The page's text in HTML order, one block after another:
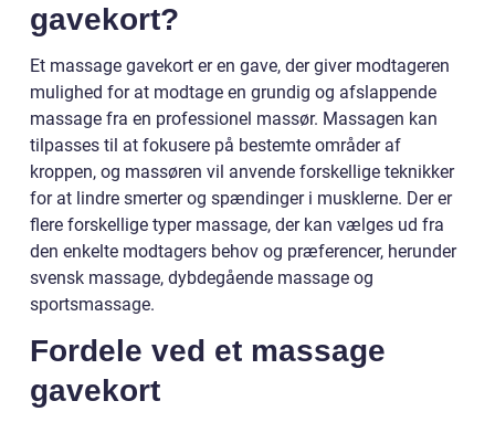
gavekort?
Et massage gavekort er en gave, der giver modtageren
mulighed for at modtage en grundig og afslappende
massage fra en professionel massør. Massagen kan
tilpasses til at fokusere på bestemte områder af
kroppen, og massøren vil anvende forskellige teknikker
for at lindre smerter og spændinger i musklerne. Der er
flere forskellige typer massage, der kan vælges ud fra
den enkelte modtagers behov og præferencer, herunder
svensk massage, dybdegående massage og
sportsmassage.
Fordele ved et massage
gavekort